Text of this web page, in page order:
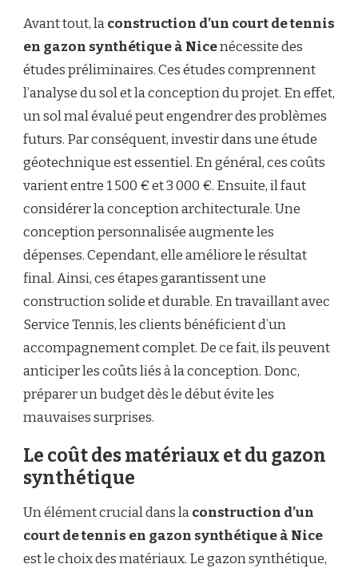
Avant tout, laconstruction d’un court de tennis
en gazon synthétique à Nicenécessite des
études préliminaires. Ces études comprennent
l’analyse du sol et la conception du projet. En effet,
un sol mal évalué peut engendrer des problèmes
futurs. Par conséquent, investir dans une étude
géotechnique est essentiel. En général, ces coûts
varient entre 1 500 € et 3 000 €. Ensuite, il faut
considérer la conception architecturale. Une
conception personnalisée augmente les
dépenses. Cependant, elle améliore le résultat
final. Ainsi, ces étapes garantissent une
construction solide et durable. En travaillant avec
Service Tennis, les clients bénéficient d’un
accompagnement complet. De ce fait, ils peuvent
anticiper les coûts liés à la conception. Donc,
préparer un budget dès le début évite les
mauvaises surprises.
Le coût des matériaux et du gazon
synthétique
Un élément crucial dans laconstruction d’un
court de tennis en gazon synthétique à Nice
est le choix des matériaux. Le gazon synthétique,